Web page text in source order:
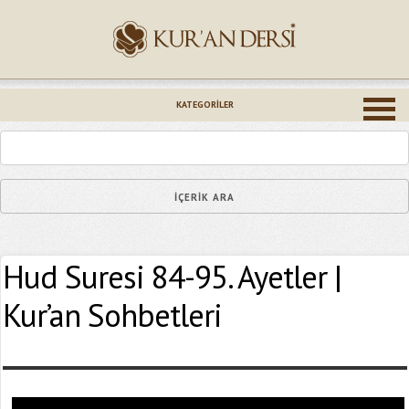
KATEGORILER
Hud Suresi 84-95. Ayetler |
Kur’an Sohbetleri
Epostanız (*)
Yaşadığınız Hatanın Ayrıntıları